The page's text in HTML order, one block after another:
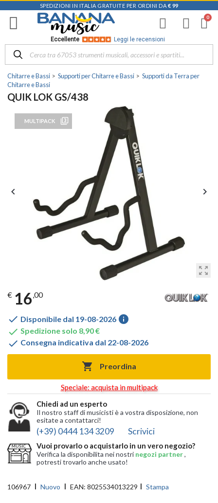
SPEDIZIONI IN ITALIA GRATUITE PER ORDINI DA € 99
Eccellente Leggi le recensioni
Chitarre e Bassi Supporti per Chitarre e Bassi
Supporti da Terra per
Chitarre e Bassi
QUIK LOK GS/438
MULTIPACK filter_3
zoom_out_map
 
€ 16,00
 Disponibile dal 19-08-2026 info
 Spedizione solo 8,90 €
 Consegna indicativa dal 22-08-2026
 Preordina
Speciale: acquista in multipack
Chiedi ad un esperto
Il nostro staff di musicisti è a vostra disposizione, non
esitate a contattarci!
(+39) 0444 134 3209 Scrivici
Vuoi provarlo o acquistarlo in un vero negozio?
Verifica la disponibilita nei nostri negozi partner,
potresti trovarlo anche usato!
106967 Nuovo EAN: 8025534013229 Stampa